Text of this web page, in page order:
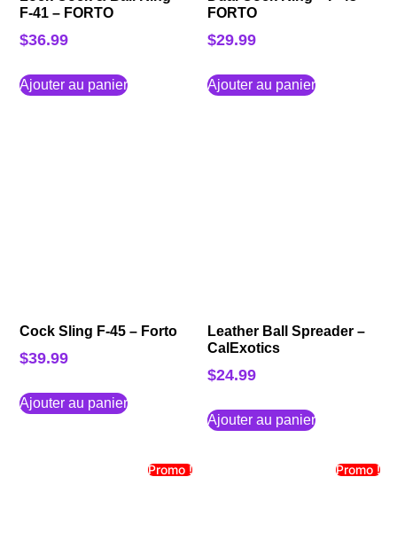
F-41 – FORTO
$36.99
Ajouter au panier
FORTO
$29.99
Ajouter au panier
Cock Sling F-45 – Forto
$39.99
Ajouter au panier
Leather Ball Spreader –
CalExotics
$24.99
Ajouter au panier
Promo ! Promo !